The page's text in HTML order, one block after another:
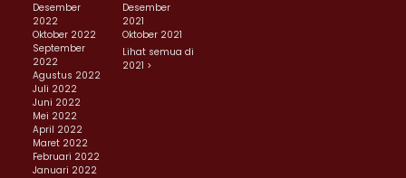
Desember
2022
Oktober 2022
September
2022
Agustus 2022
Juli 2022
Juni 2022
Mei 2022
April 2022
Maret 2022
Februari 2022
Januari 2022
Desember
2021
Oktober 2021
Lihat semua di
2021 >